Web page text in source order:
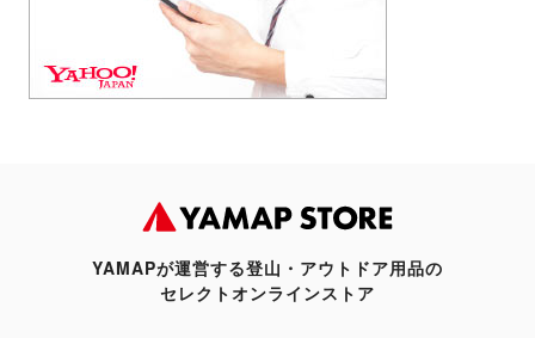
YAMAPが運営する登山・アウトドア用品の
セレクトオンラインストア